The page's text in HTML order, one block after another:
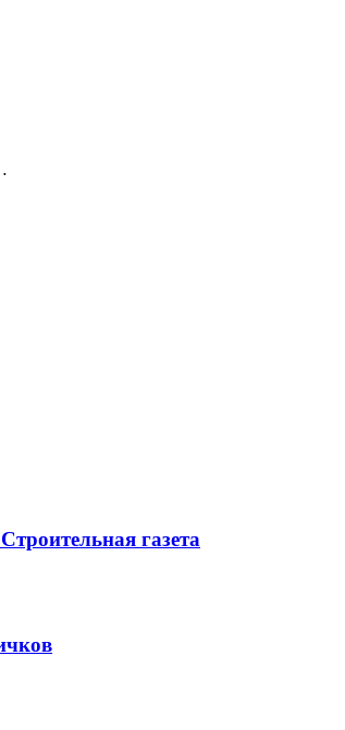
газета